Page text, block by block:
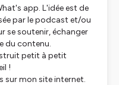
app. L'idée est de
par le podcast et/ou
se soutenir, échanger
du contenu.
petit à petit
!
sur mon site internet.